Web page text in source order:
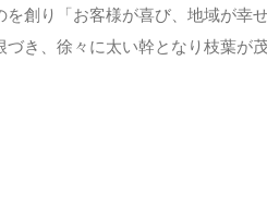
創り「お客様が喜び、地域が幸
き、徐々に太い幹となり枝葉が茂